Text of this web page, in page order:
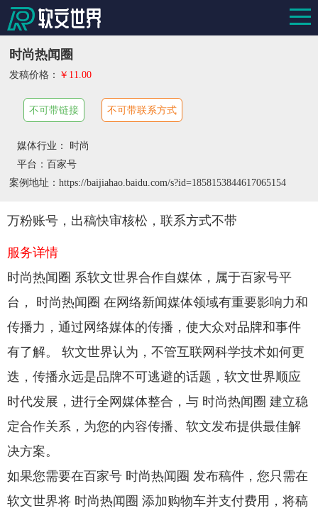
时尚热闻圈
发稿价格： ￥11.00
不可带链接 不可带联系方式
媒体行业： 时尚
平台：百家号
案例地址：https://baijiahao.baidu.com/s?id=1858153844617065154
万粉账号，出稿快审核松，联系方式不带
服务详情
时尚热闻圈 系软文世界合作自媒体，属于百家号平
台， 时尚热闻圈 在网络新闻媒体领域有重要影响力和
传播力，通过网络媒体的传播，使大众对品牌和事件
有了解。 软文世界认为，不管互联网科学技术如何更
迭，传播永远是品牌不可逃避的话题，软文世界顺应
时代发展，进行全网媒体整合，与 时尚热闻圈 建立稳
定合作关系，为您的内容传播、软文发布提供最佳解
决方案。
如果您需要在百家号 时尚热闻圈 发布稿件，您只需在
软文世界将 时尚热闻圈 添加购物车并支付费用，将稿